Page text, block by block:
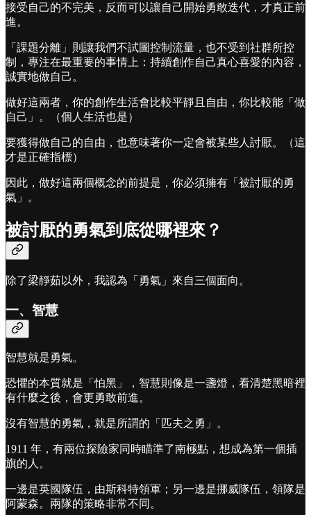
接受自己的不完美，反而可以讓自己開始勇敢迭代，才真正前
進。
「課題分離」則讓我們不試圖控制流量，也不受到社群所控
制，專注在最重要的事情上：持續創作自己真心喜愛的內容，
誠實地做自己。
做好這兩者，你的創作生活會比較平靜且自由，你比較能「做
自己」。（個人生活也是）
要獲得做自己的自由，也意味著你一定會被某些人討厭。（這
才是正確指標）
因此，做好這兩個概念的前提是，你必須擁有「被討厭的勇
氣」。
被討厭的勇氣到底從哪裡來？
除了梁靜茹以外，我認為「勇氣」來自三個面向。
一、智慧
智慧就是勇氣。
恐懼的本質就是「怕黑」，智慧則像是一盞燈，看清楚黑暗裡
有什麼之後，會更勇敢前進。
沒有智慧的勇氣，就是所謂的「匹夫之勇」。
1911 年，有兩位探險家同時瞄準了南極點，想成為第一個插
旗的人。
一邊是英國隊伍，由斯科特領軍；另一邊是挪威隊伍，領隊是
阿蒙森。兩隊的策略非常不同。